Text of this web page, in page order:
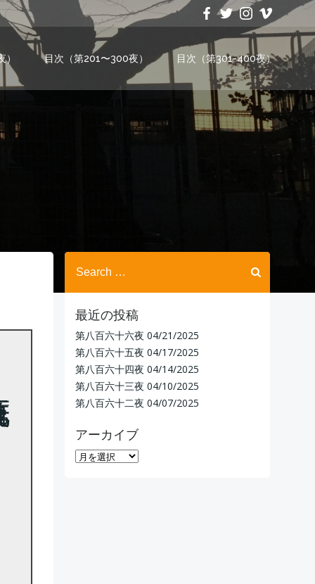
目次（第201〜300夜） 目次（第301-400夜）
Search
for:
最近の投稿
第八百六十六夜 04/21/2025
第八百六十五夜 04/17/2025
第八百六十四夜 04/14/2025
第八百六十三夜 04/10/2025
第八百六十二夜 04/07/2025
アーカイブ
ア